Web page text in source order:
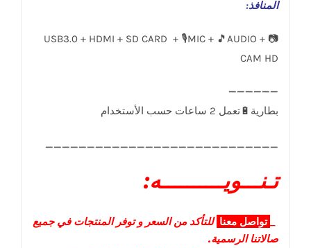
المنافذ:
USB3.0 + HDMI + SD CARD + 🎙️MIC + 🎵AUDIO + 📷
CAM HD
____________________________
تـنـــويــــــــــه:
تواصل معنا للتأكد من السعر و توفر المنتجات في جميع
صالاتنا الرسمية.